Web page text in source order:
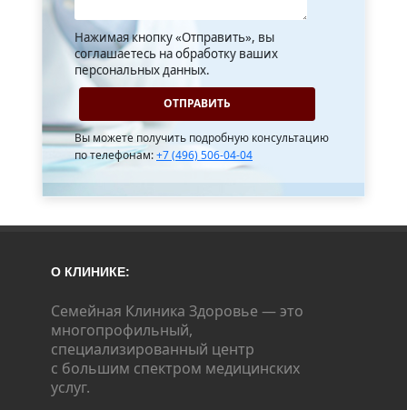
Нажимая кнопку «Отправить», вы
соглашаетесь на обработку ваших
персональных данных.
Вы можете получить подробную консультацию
по телефонам:+7 (496) 506-04-04
О КЛИНИКЕ:
Семейная Клиника Здоровье — это
многопрофильный,
специализированный центр
с большим спектром медицинских
услуг.